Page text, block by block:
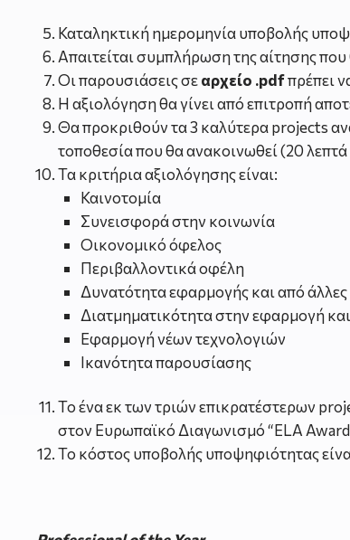
Καταληκτική ημερομηνία υποβολής
Απαιτείται συμπλήρωση της αίτησης
Οι παρουσιάσεις σεαρχείο .pdfπρέπει
Η αξιολόγηση θα γίνει από επιτροπή
Θα προκριθούν τα 3 καλύτερα projects
τοποθεσία που θα ανακοινωθεί (20
Τα κριτήρια αξιολόγησης είναι:
Καινοτομία
Συνεισφορά στην κοινωνία
Οικονομικό όφελος
Περιβαλλοντικά οφέλη
Δυνατότητα εφαρμογής και από άλλες
Διατμηματικότητα στην εφαρμογή
Εφαρμογή νέων τεχνολογιών
Ικανότητα παρουσίασης
Το ένα εκ των τριών επικρατέστερων
στον Ευρωπαϊκό Διαγωνισμό “ELA
Το κόστος υποβολής υποψηφιότητας